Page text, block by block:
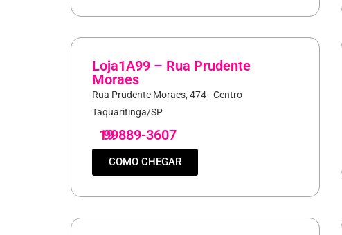
Loja1A99 – Rua Prudente
Moraes
Rua Prudente Moraes, 474 - Centro
Taquaritinga/SP
19
99889-3607
COMO CHEGAR